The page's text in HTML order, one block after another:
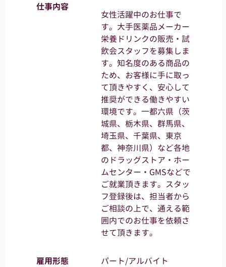
仕事内容
女性活躍中のお仕事で
す。大手医薬品メーカー
栄養ドリンクの販売・試
飲会スタッフを募集しま
す。知名度のある商品の
ため、お客様に手に取っ
て頂きやすく、安心して
推奨ができる働きやすい
環境です。一都六県（茨
城県、栃木県、群馬県、
埼玉県、千葉県、東京
都、神奈川県）など各地
のドラッグストア・ホー
ムセンター・GMSなどで
ご就業頂きます。スタッ
フ登録後は、担当者から
ご相談の上で、通える範
囲内でのお仕事を依頼さ
せて頂きます。
雇用形態
パート/アルバイト